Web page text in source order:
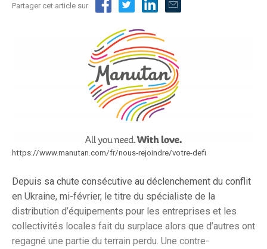
Partager cet article sur
https://www.manutan.com/fr/nous-rejoindre/votre-defi
Depuis sa chute consécutive au déclenchement du conflit
en Ukraine, mi-février, le titre du spécialiste de la
distribution d’équipements pour les entreprises et les
collectivités locales fait du surplace alors que d’autres ont
regagné une partie du terrain perdu. Une contre-